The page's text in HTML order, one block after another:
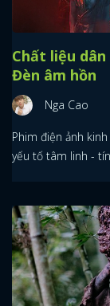
Chất liệu
Đèn âm hồn
Nga Cao
Phim điện ảnh
yếu tố tâm linh -